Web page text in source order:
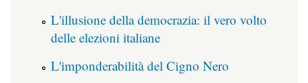
L'illusione della democrazia: il vero volto
delle elezioni italiane
L'imponderabilità del Cigno Nero